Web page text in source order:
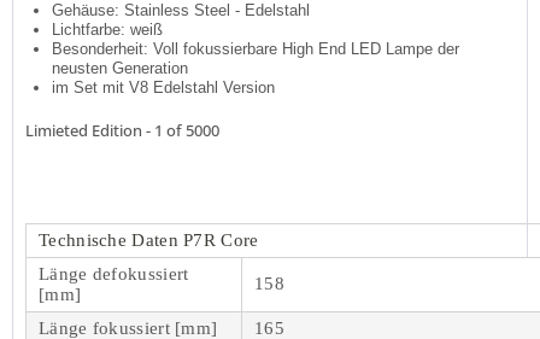
Gehäuse: Stainless Steel - Edelstahl
Lichtfarbe: weiß
Besonderheit: Voll fokussierbare High End LED Lampe der
neusten Generation
im Set mit V8 Edelstahl Version
Limieted Edition - 1 of 5000
Technische Daten P7R Core
Länge defokussiert
[mm]
158
Länge fokussiert [mm]
165